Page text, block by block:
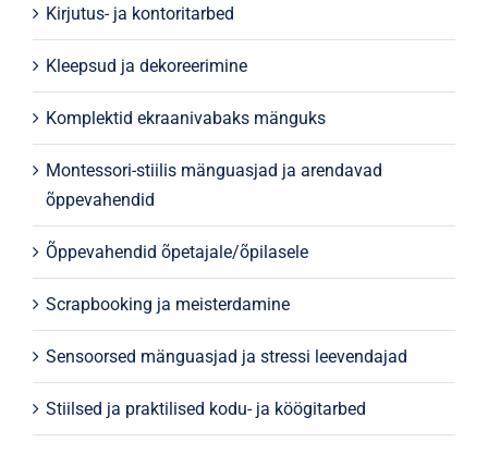
Kirjutus- ja kontoritarbed
Kleepsud ja dekoreerimine
Komplektid ekraanivabaks mänguks
Montessori-stiilis mänguasjad ja arendavad
õppevahendid
Õppevahendid õpetajale/õpilasele
Scrapbooking ja meisterdamine
Sensoorsed mänguasjad ja stressi leevendajad
Stiilsed ja praktilised kodu- ja köögitarbed